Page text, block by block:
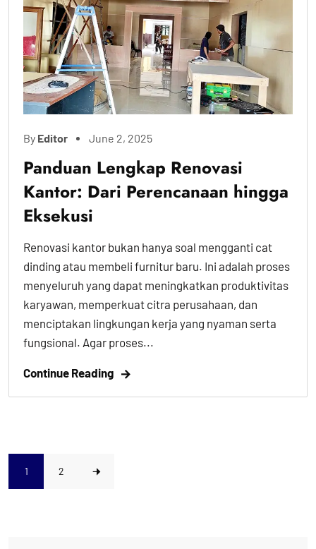
By Editor June 2, 2025
Panduan Lengkap Renovasi
Kantor: Dari Perencanaan hingga
Eksekusi
Renovasi kantor bukan hanya soal mengganti cat
dinding atau membeli furnitur baru. Ini adalah proses
menyeluruh yang dapat meningkatkan produktivitas
karyawan, memperkuat citra perusahaan, dan
menciptakan lingkungan kerja yang nyaman serta
fungsional. Agar proses...
Continue Reading
1 2